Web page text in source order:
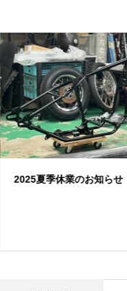
2025夏季休業のお知らせ